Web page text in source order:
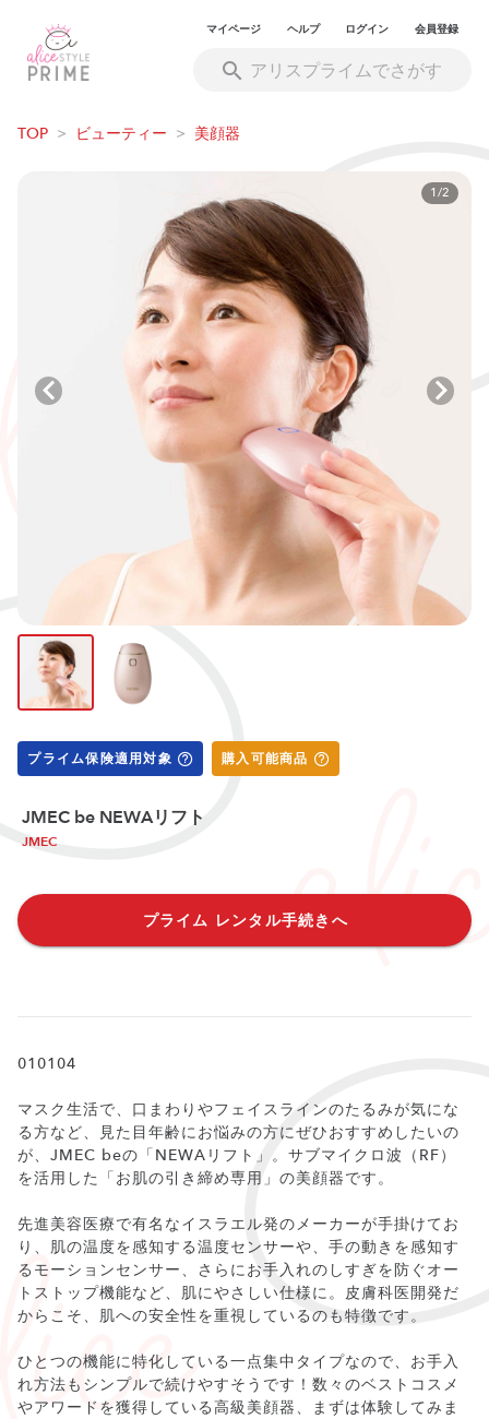
マイページ ヘルプ ログイン 会員登録
TOP > ビューティー > 美顔器
1/2
プライム保険適用対象 購入可能商品
JMEC be NEWAリフト
JMEC
プライム レンタル手続きへ
010104
マスク生活で、口まわりやフェイスラインのたるみが気にな
る方など、見た目年齢にお悩みの方にぜひおすすめしたいの
が、JMEC beの「NEWAリフト」。サブマイクロ波（RF）
を活用した「お肌の引き締め専用」の美顔器です。
先進美容医療で有名なイスラエル発のメーカーが手掛けてお
り、肌の温度を感知する温度センサーや、手の動きを感知す
るモーションセンサー、さらにお手入れのしすぎを防ぐオー
トストップ機能など、肌にやさしい仕様に。皮膚科医開発だ
からこそ、肌への安全性を重視しているのも特徴です。
ひとつの機能に特化している一点集中タイプなので、お手入
れ方法もシンプルで続けやすそうです！数々のベストコスメ
やアワードを獲得している高級美顔器、まずは体験してみま